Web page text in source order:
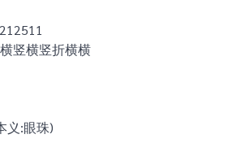
竖横竖折横横
义:眼珠)